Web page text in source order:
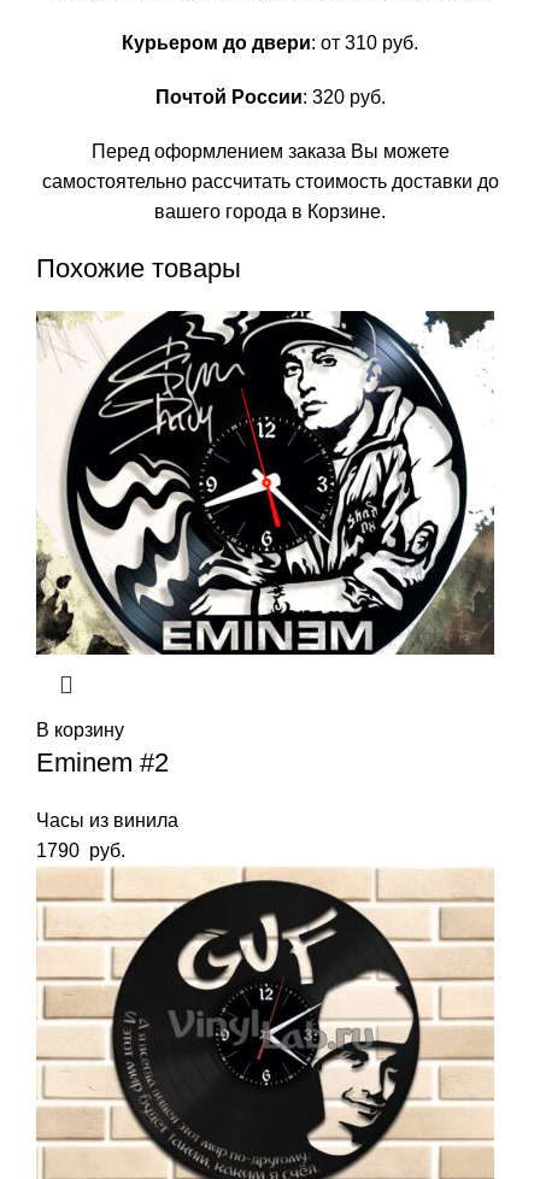
Курьером до двери: от 310 руб.
Почтой России: 320 руб.
Перед оформлением заказа Вы можете
самостоятельно рассчитать стоимость доставки до
вашего города в Корзине.
Похожие товары
В корзину
Eminem #2
Часы из винила
1790 руб.